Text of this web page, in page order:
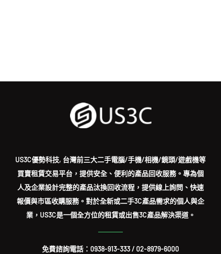
US3C優勢科技, 台灣前三大二手電腦/手機/相機/鏡頭/遊戲機等
買賣租賃交易平台，提供安全、便利的產品回收服務。專為個
人及企業設計完整的產品汰換回收流程，提供線上詢問、快速
報價與市區收購服務。對於全新或二手3C產品需求的個人與企
業，US3C是一個全方位的租賃或出售3C產品解決渠道。
免費諮詢電話： 0938-913-333/02-8979-6000